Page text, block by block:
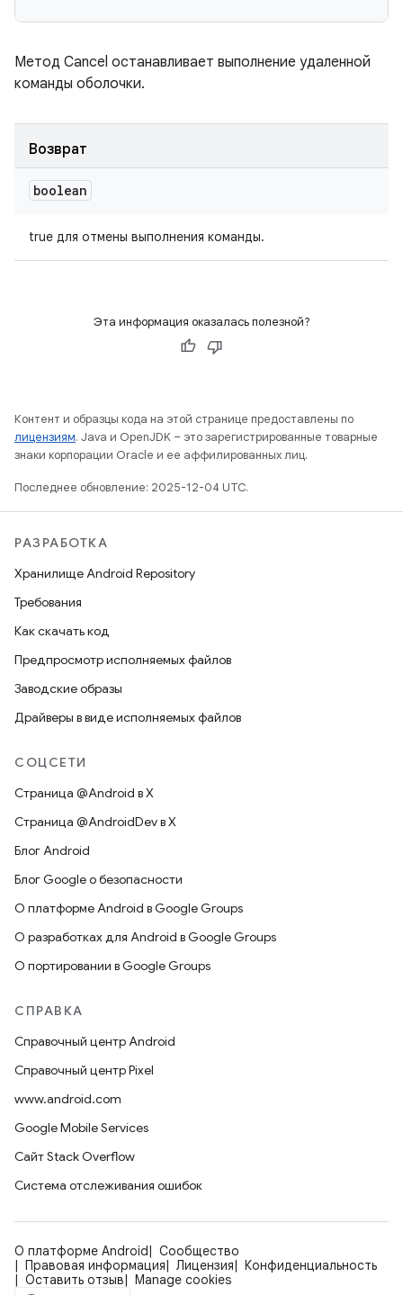
Метод Cancel останавливает выполнение удаленной
команды оболочки.
Возврат
boolean
true для отмены выполнения команды.
Эта информация оказалась полезной?
Контент и образцы кода на этой странице предоставлены по
лицензиям. Java и OpenJDK – это зарегистрированные товарные
знаки корпорации Oracle и ее аффилированных лиц.
Последнее обновление: 2025-12-04 UTC.
РАЗРАБОТКА
Хранилище Android Repository
Требования
Как скачать код
Предпросмотр исполняемых файлов
Заводские образы
Драйверы в виде исполняемых файлов
СОЦСЕТИ
Страница @Android в X
Страница @AndroidDev в X
Блог Android
Блог Google о безопасности
О платформе Android в Google Groups
О разработках для Android в Google Groups
О портировании в Google Groups
СПРАВКА
Справочный центр Android
Справочный центр Pixel
www.android.com
Google Mobile Services
Сайт Stack Overflow
Система отслеживания ошибок
О платформе Android
Сообщество
Правовая информация
Лицензия
Конфиденциальность
Оставить отзыв
Manage cookies